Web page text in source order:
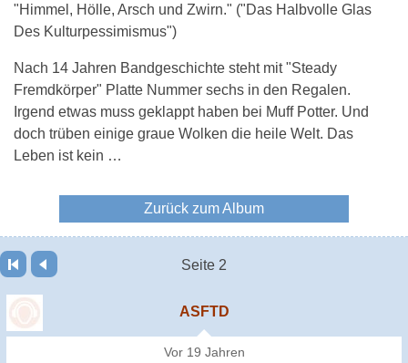
"Himmel, Hölle, Arsch und Zwirn." ("Das Halbvolle Glas
Des Kulturpessimismus")
Nach 14 Jahren Bandgeschichte steht mit "Steady
Fremdkörper" Platte Nummer sechs in den Regalen.
Irgend etwas muss geklappt haben bei Muff Potter. Und
doch trüben einige graue Wolken die heile Welt. Das
Leben ist kein …
Zurück zum Album
Seite 2
ASFTD
Vor 19 Jahren